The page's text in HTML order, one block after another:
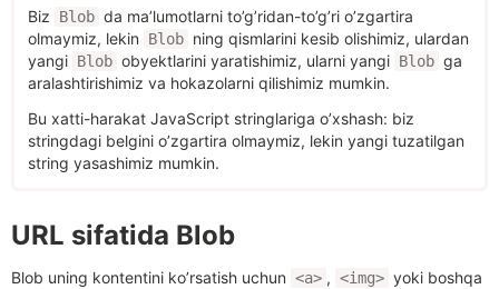
Biz Blob da ma’lumotlarni to’g’ridan-to’g’ri o’zgartira
olmaymiz, lekin
Blob ning qismlarini kesib olishimiz, ulardan
yangi Blob obyektlarini yaratishimiz, ularni yangi Blob ga
aralashtirishimiz va hokazolarni qilishimiz mumkin.
Bu xatti-harakat JavaScript stringlariga o’xshash: biz
stringdagi belgini o’zgartira olmaymiz, lekin yangi tuzatilgan
string yasashimiz mumkin.
URL sifatida Blob
Blob uning kontentini ko’rsatish uchun <a> , <img> yoki boshqa